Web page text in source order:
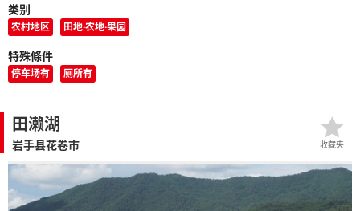
类别
农村地区 田地·农地·果园
特殊條件
停车场有 厕所有
田濑湖
岩手县花卷市 收藏夹